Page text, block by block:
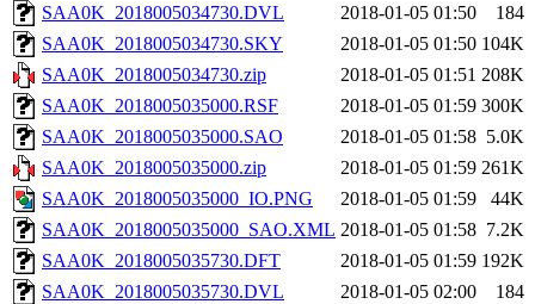
SAA0K_2018005034730.DVL
2018-01-05 01:50
184
SAA0K_2018005034730.SKY
2018-01-05 01:50 104K
SAA0K_2018005034730.zip
2018-01-05 01:51 208K
SAA0K_2018005035000.RSF
2018-01-05 01:59 300K
SAA0K_2018005035000.SAO
2018-01-05 01:58 5.0K
SAA0K_2018005035000.zip
2018-01-05 01:59 261K
SAA0K_2018005035000_IO.PNG
2018-01-05 01:59
44K
SAA0K_2018005035000_SAO.XML 2018-01-05 01:58 7.2K
SAA0K_2018005035730.DFT
2018-01-05 01:59 192K
SAA0K_2018005035730.DVL
2018-01-05 02:00
184